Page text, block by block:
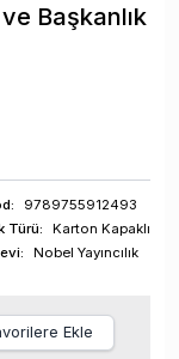
Başkanlık
:
9789755912493
Türü:
Karton Kapaklı
Nobel Yayıncılık
Ekle